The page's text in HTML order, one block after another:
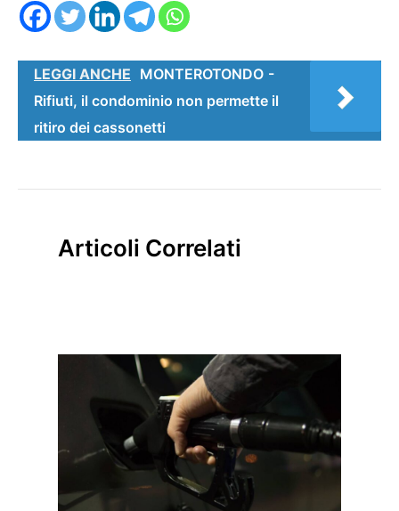
LEGGI ANCHE MONTEROTONDO -
Rifiuti, il condominio non permette il
ritiro dei cassonetti
Articoli Correlati